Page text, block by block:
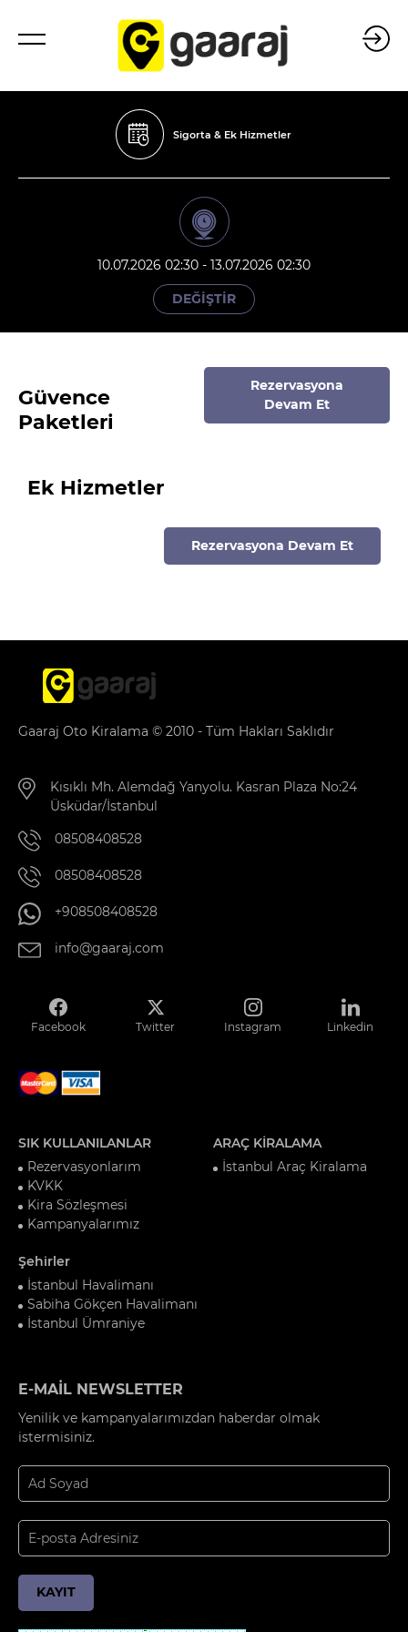
Sigorta & Ek Hizmetler
10.07.2026 02:30 - 13.07.2026 02:30
DEĞİŞTİR
Güvence
Paketleri
Rezervasyona
Devam Et
Ek Hizmetler
Rezervasyona Devam Et
Gaaraj Oto Kiralama © 2010 - Tüm Hakları Saklıdır
Kısıklı Mh. Alemdağ Yanyolu. Kasran Plaza No:24
Üsküdar/İstanbul
08508408528
08508408528
+908508408528
info@gaaraj.com
Facebook Twitter Instagram Linkedin
SIK KULLANILANLAR
Rezervasyonlarım
KVKK
Kira Sözleşmesi
Kampanyalarımız
ARAÇ KİRALAMA
İstanbul Araç Kiralama
Şehirler
İstanbul Havalimanı
Sabiha Gökçen Havalimanı
İstanbul Ümraniye
E-MAİL NEWSLETTER
Yenilik ve kampanyalarımızdan haberdar olmak
istermisiniz.
KAYIT